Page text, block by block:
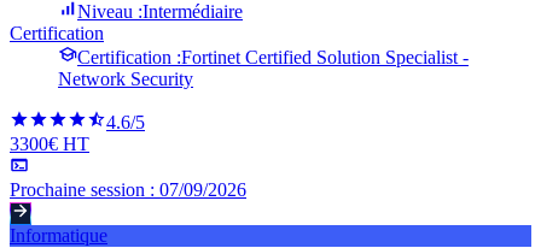
Niveau :Intermédiaire
Certification
Certification :Fortinet Certified Solution Specialist -
Network Security
4.6/5
3300€ HT
Prochaine session : 07/09/2026
Informatique